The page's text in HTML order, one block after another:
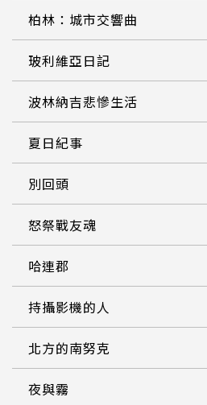
柏林：城市交響曲
玻利維亞日記
波林納吉悲慘生活
夏日紀事
別回頭
怒祭戰友魂
哈連郡
持攝影機的人
北方的南努克
夜與霧